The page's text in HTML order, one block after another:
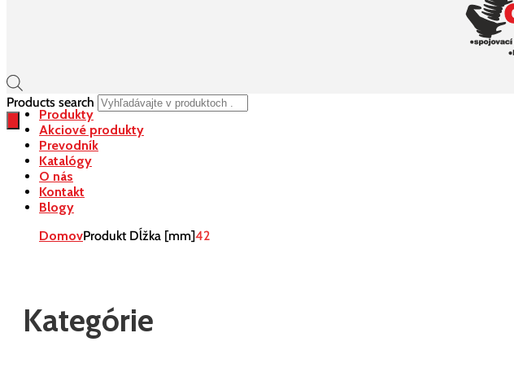
Products search
Produkty
Akciové produkty
Prevodník
Katalógy
O nás
Kontakt
Blogy
DomovProdukt Dĺžka [mm]42
Kategórie